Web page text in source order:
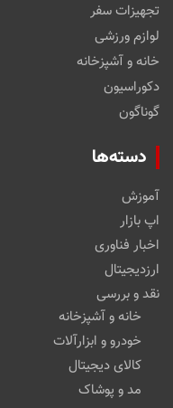
تجهیزات سفر
لوازم ورزشی
خانه و آشپزخانه
دکوراسیون
گوناگون
دسته‌ها
آموزش
اپ بازار
اخبار فناوری
ارزدیجیتال
نقد و بررسی
خانه و آشپزخانه
خودرو و ابزارآلات
کالای دیجیتال
مد و پوشاک